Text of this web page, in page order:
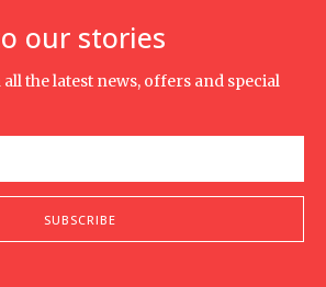
our stories
the latest news, offers and special
SUBSCRIBE